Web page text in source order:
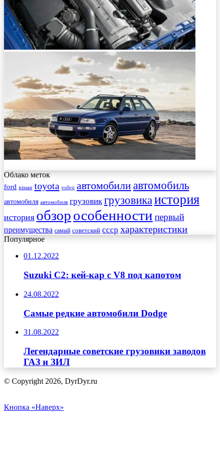
Облако меток
ford nissan toyota volvo автомобилиавтомобиль
автомобиля автомобиля грузовик грузовикаистория
история обзорособенности первый
преимущества самый советский ссср характеристики
Популярное
01.12.2022
Suzuki C2: кей-кар с V8 под капотом
24.08.2022
Самые редкие автомобили Dodge
31.08.2022
Легендарные советские грузовики заводов
ГАЗ и ЗИЛ
© Copyright 2026, DyrDyr.ru
Кнопка «Наверх»